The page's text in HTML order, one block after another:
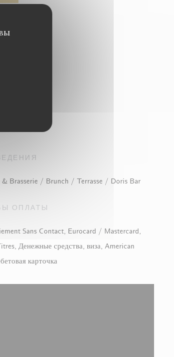
Brasserie / Brunch / Terrasse / Doris Bar
ОПЛАТЫ
Sans Contact, Eurocard / Mastercard,
Денежные средства, виза, American
карточка